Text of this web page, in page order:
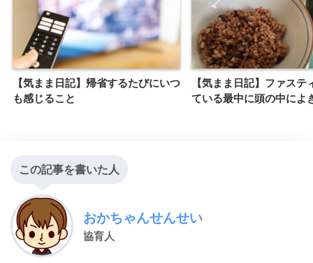
【気まま日記】帰省するたびにいつ
も感じること
【気まま日記】ファステ
ている最中に頭の中によ
この記事を書いた人
おかちゃんせんせい
協育人